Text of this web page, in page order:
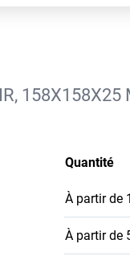
158X158X25
Quantité
À partir de
À partir de